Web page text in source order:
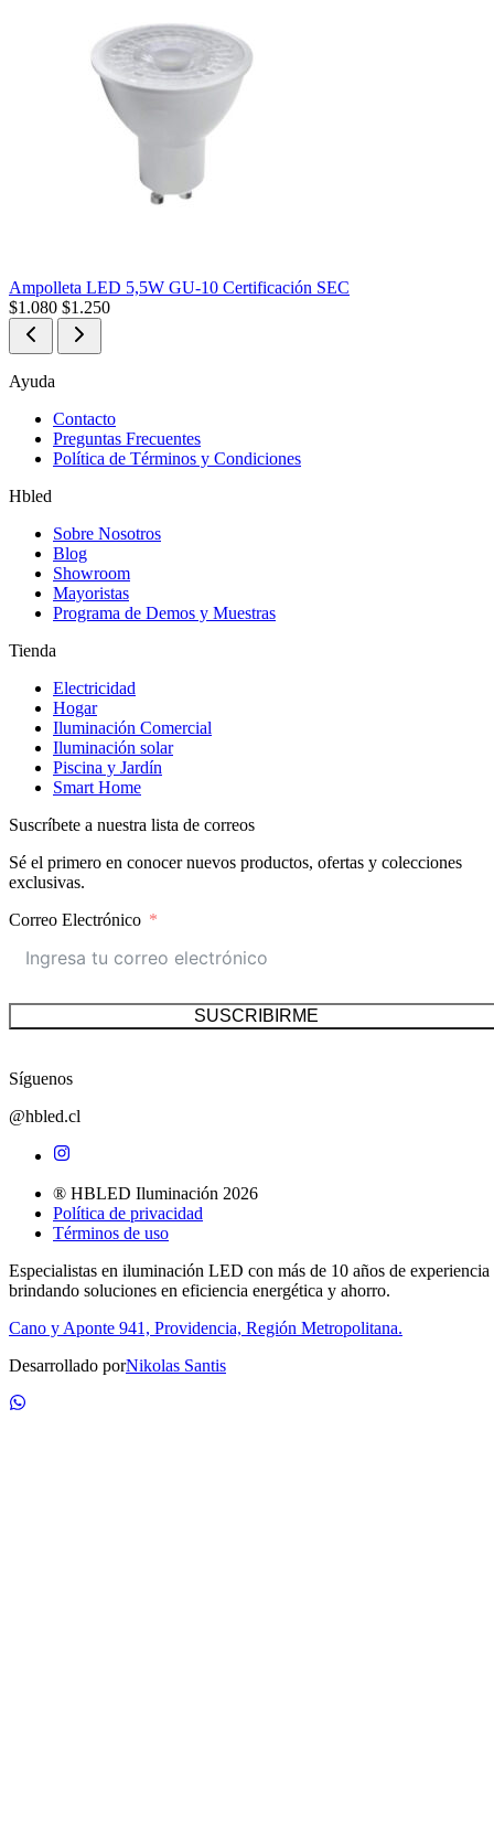
Ampolleta LED 5,5W GU-10 Certificación SEC
$1.080 $1.250
Ayuda
Contacto
Preguntas Frecuentes
Política de Términos y Condiciones
Hbled
Sobre Nosotros
Blog
Showroom
Mayoristas
Programa de Demos y Muestras
Tienda
Electricidad
Hogar
Iluminación Comercial
Iluminación solar
Piscina y Jardín
Smart Home
Suscríbete a nuestra lista de correos
Sé el primero en conocer nuevos productos, ofertas y colecciones
exclusivas.
Correo Electrónico
SUSCRIBIRME
Síguenos
@hbled.cl
® HBLED Iluminación 2026
Política de privacidad
Términos de uso
Especialistas en iluminación LED con más de 10 años de experiencia
brindando soluciones en eficiencia energética y ahorro.
Cano y Aponte 941, Providencia, Región Metropolitana.
Desarrollado porNikolas Santis